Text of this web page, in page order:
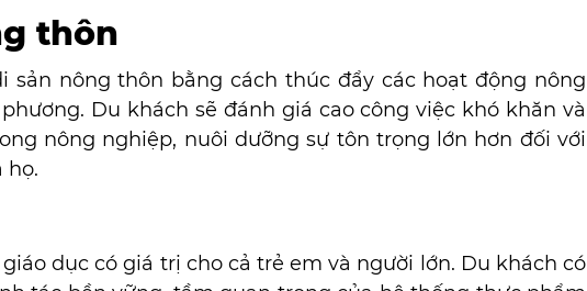
thôn
nông thôn bằng cách thúc đẩy các hoạt động nông
Du khách sẽ đánh giá cao công việc khó khăn và
nông nghiệp, nuôi dưỡng sự tôn trọng lớn hơn đối với
họ.
dục có giá trị cho cả trẻ em và người lớn. Du khách có